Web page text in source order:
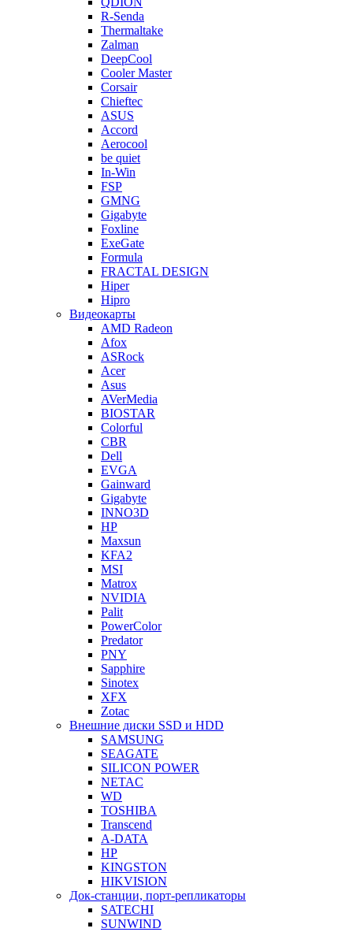
R-Senda
Thermaltake
Zalman
DeepCool
Cooler Master
Corsair
Chieftec
ASUS
Accord
Aerocool
be quiet
In-Win
FSP
GMNG
Gigabyte
Foxline
ExeGate
Formula
FRACTAL DESIGN
Hiper
Hipro
Видеокарты
AMD Radeon
Afox
ASRock
Acer
Asus
AVerMedia
BIOSTAR
Colorful
CBR
Dell
EVGA
Gainward
Gigabyte
INNO3D
HP
Maxsun
KFA2
MSI
Matrox
NVIDIA
Palit
PowerColor
Predator
PNY
Sapphire
Sinotex
XFX
Zotac
Внешние диски SSD и HDD
SAMSUNG
SEAGATE
SILICON POWER
NETAC
WD
TOSHIBA
Transcend
A-DATA
HP
KINGSTON
HIKVISION
Док-станции, порт-репликаторы
SATECHI
SUNWIND